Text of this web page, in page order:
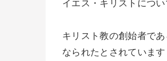
イエス・キリストにつ
キリスト教の創始者で
なられたとされています